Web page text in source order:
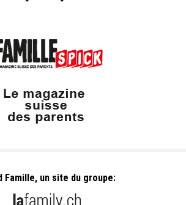
Famille, un site du groupe: